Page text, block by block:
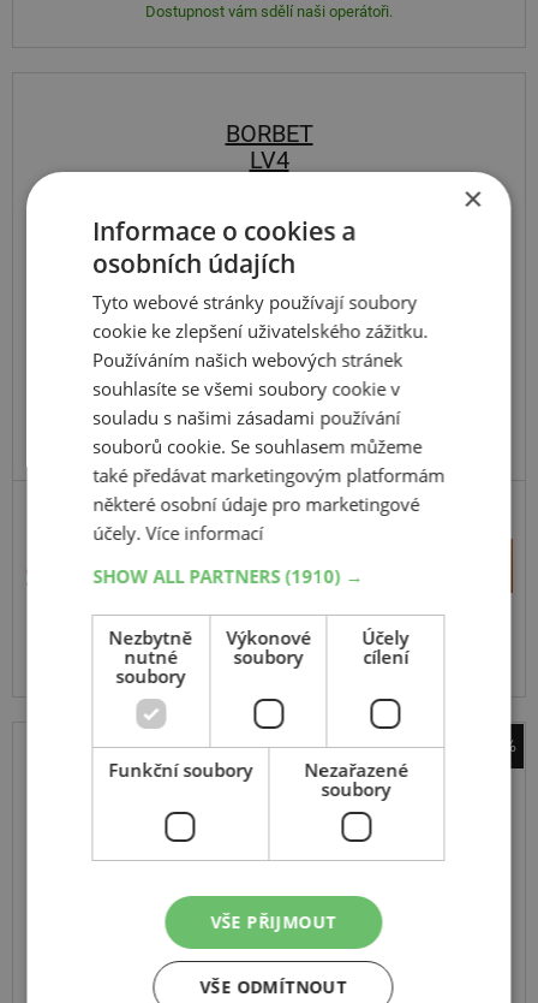
Dostupnost vám sdělí naši operátoři.
BORBET
LV4
6.5 15 4x108 ET 35
PRÉMIOVÁ KVALITA
2 819 Kč
–
Dostupnost na dotaz
Dostupnost vám sdělí naši operátoři.
-11%
BROCK
×
Informace o cookies a
osobních údajích
Tyto webové stránky používají soubory
cookie ke zlepšení uživatelského zážitku.
Používáním našich webových stránek
souhlasíte se všemi soubory cookie v
souladu s našimi zásadami používání
souborů cookie. Se souhlasem můžeme
také předávat marketingovým platformám
některé osobní údaje pro marketingové
účely.Více informací
SHOW ALL PARTNERS(1910) →
Nezbytně
nutné
soubory
Výkonové
soubory
Účely
cílení
Funkční soubory
Nezařazené
soubory
VŠE PŘIJMOUT
VŠE ODMÍTNOUT